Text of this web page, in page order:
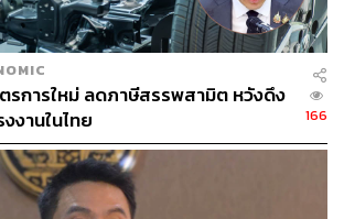
ตรการใหม่ ลดภาษีสรรพสามิต หวังดึง
งานในไทย
166